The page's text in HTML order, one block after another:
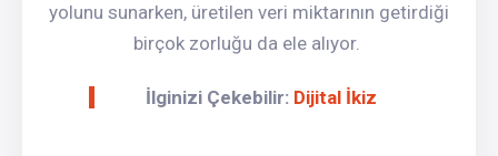
yolunu sunarken, üretilen veri miktarının getirdiği
birçok zorluğu da ele alıyor.
İlginizi Çekebilir: Dijital İkiz